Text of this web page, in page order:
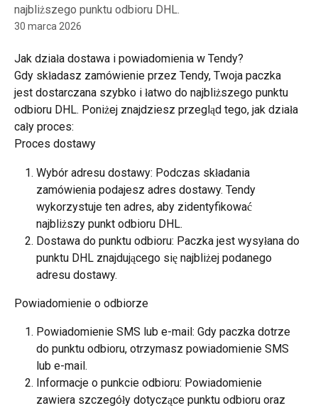
najbliższego punktu odbioru DHL.
30 marca 2026
Jak działa dostawa i powiadomienia w Tendy?
Gdy składasz zamówienie przez Tendy, Twoja paczka
jest dostarczana szybko i łatwo do najbliższego punktu
odbioru DHL. Poniżej znajdziesz przegląd tego, jak działa
cały proces:
Proces dostawy
Wybór adresu dostawy: Podczas składania
zamówienia podajesz adres dostawy. Tendy
wykorzystuje ten adres, aby zidentyfikować
najbliższy punkt odbioru DHL.
Dostawa do punktu odbioru: Paczka jest wysyłana do
punktu DHL znajdującego się najbliżej podanego
adresu dostawy.
Powiadomienie o odbiorze
Powiadomienie SMS lub e-mail: Gdy paczka dotrze
do punktu odbioru, otrzymasz powiadomienie SMS
lub e-mail.
Informacje o punkcie odbioru: Powiadomienie
zawiera szczegóły dotyczące punktu odbioru oraz